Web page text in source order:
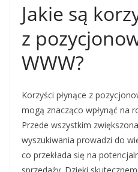
Jakie są
z
WWW?
Korzyści płynące z
mogą znacząco wpłynąć na
Przede wszystkim
wyszukiwania prowadzi do
co przekłada się na